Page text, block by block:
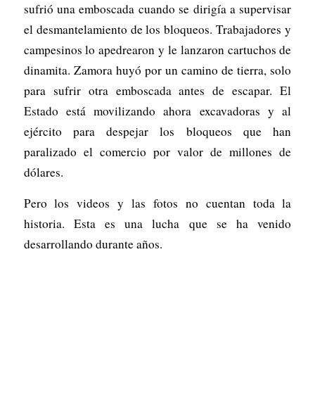
sufrió una emboscada cuando se dirigía a supervisar
el desmantelamiento de los bloqueos. Trabajadores y
campesinos lo apedrearon y le lanzaron cartuchos de
dinamita. Zamora huyó por un camino de tierra, solo
para sufrir otra emboscada antes de escapar. El
Estado está movilizando ahora excavadoras y al
ejército para despejar los bloqueos que han
paralizado el comercio por valor de millones de
dólares.
Pero los videos y las fotos no cuentan toda la
historia. Esta es una lucha que se ha venido
desarrollando durante años.